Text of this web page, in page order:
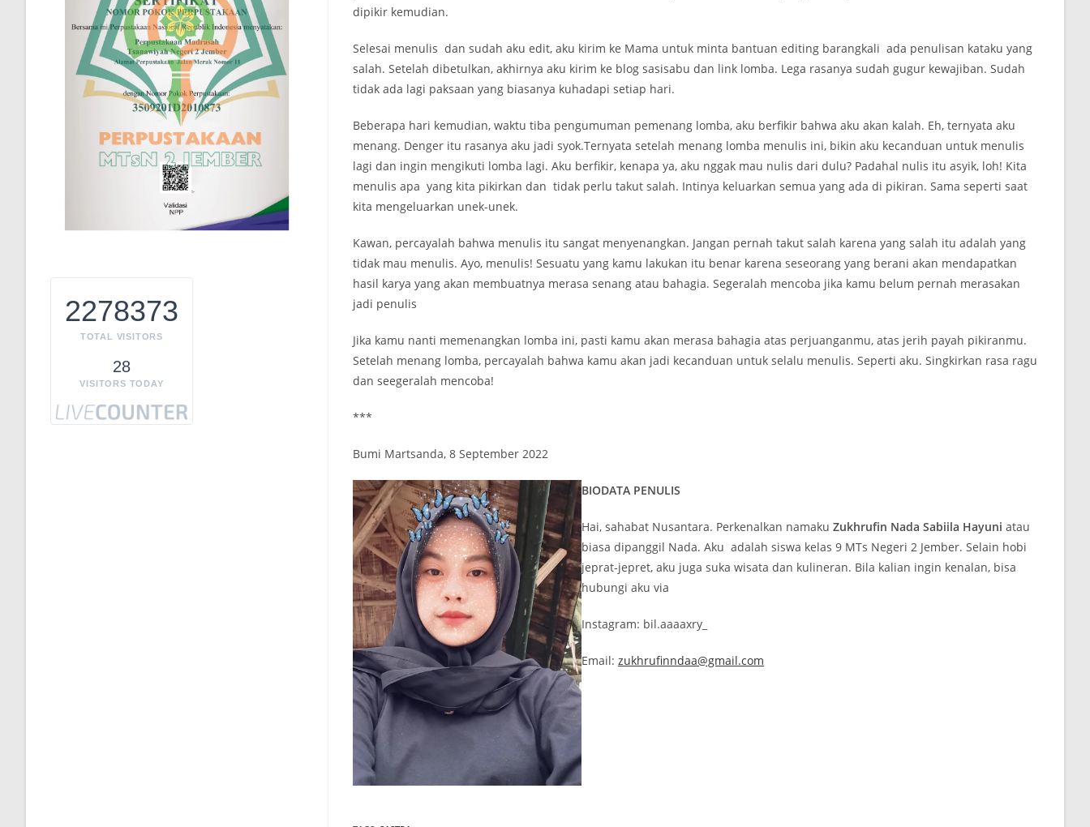
dipikir kemudian.
Selesai menulis dan sudah aku edit, aku kirim ke Mama untuk minta bantuan editing barangkali ada penulisan kataku yang
salah. Setelah dibetulkan, akhirnya aku kirim ke blog sasisabu dan link lomba. Lega rasanya sudah gugur kewajiban. Sudah
tidak ada lagi paksaan yang biasanya kuhadapi setiap hari.
Beberapa hari kemudian, waktu tiba pengumuman pemenang lomba, aku berfikir bahwa aku akan kalah. Eh, ternyata aku
menang. Denger itu rasanya aku jadi syok.Ternyata setelah menang lomba menulis ini, bikin aku kecanduan untuk menulis
lagi dan ingin mengikuti lomba lagi. Aku berfikir, kenapa ya, aku nggak mau nulis dari dulu? Padahal nulis itu asyik, loh! Kita
menulis apa yang kita pikirkan dan tidak perlu takut salah. Intinya keluarkan semua yang ada di pikiran. Sama seperti saat
kita mengeluarkan unek-unek.
Kawan, percayalah bahwa menulis itu sangat menyenangkan. Jangan pernah takut salah karena yang salah itu adalah yang
tidak mau menulis. Ayo, menulis! Sesuatu yang kamu lakukan itu benar karena seseorang yang berani akan mendapatkan
hasil karya yang akan membuatnya merasa senang atau bahagia. Segeralah mencoba jika kamu belum pernah merasakan
jadi penulis
Jika kamu nanti memenangkan lomba ini, pasti kamu akan merasa bahagia atas perjuanganmu, atas jerih payah pikiranmu.
Setelah menang lomba, percayalah bahwa kamu akan jadi kecanduan untuk selalu menulis. Seperti aku. Singkirkan rasa ragu
dan seegeralah mencoba!
***
Bumi Martsanda, 8 September 2022
BIODATA PENULIS
Hai, sahabat Nusantara. Perkenalkan namakuZukhrufin Nada Sabiila Hayuniatau
biasa dipanggil Nada. Aku adalah siswa kelas 9 MTs Negeri 2 Jember. Selain hobi
jeprat-jepret, aku juga suka wisata dan kulineran. Bila kalian ingin kenalan, bisa
hubungi aku via
Instagram: bil.aaaaxry_
Email:zukhrufinndaa@gmail.com
2278373
TOTAL VISITORS
28
VISITORS TODAY